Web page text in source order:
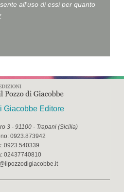
all'uso di essi per quanto
Giacobbe Editore
3 - 91100 - Trapani (Sicilia)
0923.873942
0923.540339
02437740810